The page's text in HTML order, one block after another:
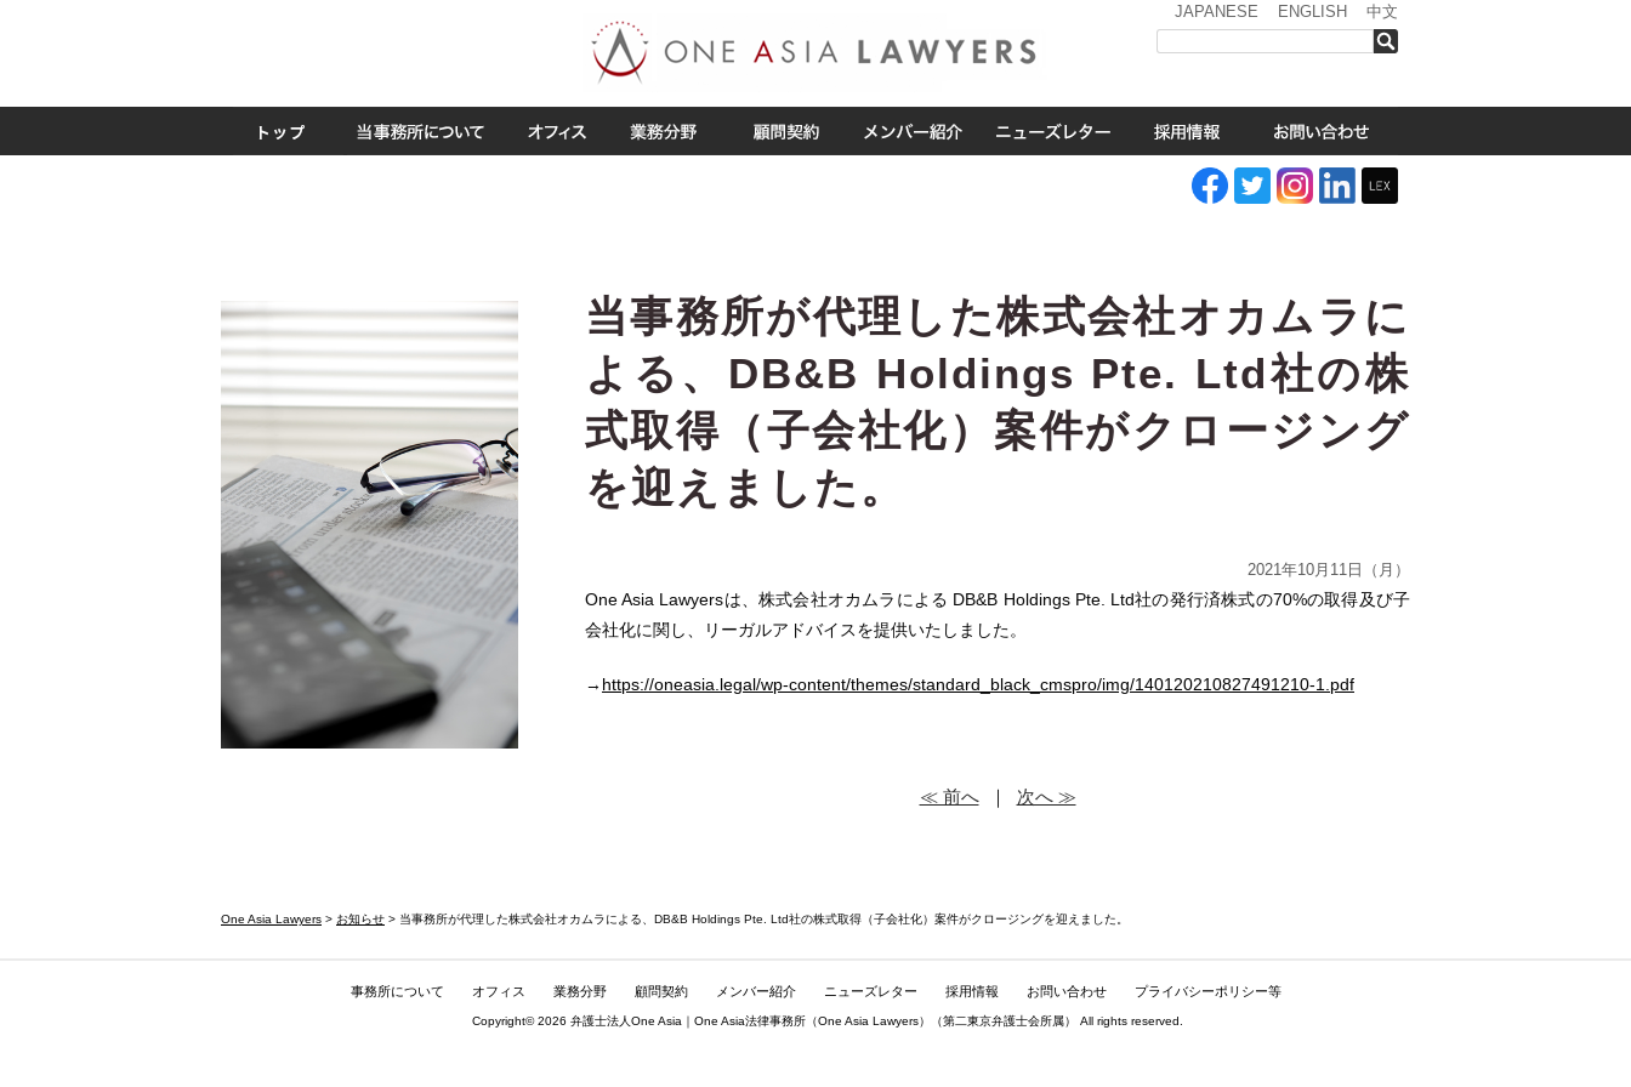
JAPANESE ENGLISH 中文
One Asia Lawyers > お知らせ > 当事務所が代理した株式会社オカムラによる、DB&B Holdings Pte. Ltd社の株式取得（子会社化）案件がクロージングを迎えました。
当事務所が代理した株式会社オカムラに
よる、DB&B Holdings Pte. Ltd社の株
式取得（子会社化）案件がクロージング
を迎えました。
2021年10月11日（月）
One Asia Lawyersは、株式会社オカムラによる DB&B Holdings Pte. Ltd社の発行済株式の70%の取得及び子
会社化に関し、
リーガルアドバイスを提供いたしました。
→ https://oneasia.legal/wp-content/themes/standard_black_cmspro/img/140120210827491210-1.pdf
≪ 前へ｜ 次へ ≫
事務所について オフィス 業務分野 顧問契約 メンバー紹介 ニューズレター 採用情報 お問い合わせ プライバシーポリシー等
Copyright© 2026 弁護士法人One Asia｜One Asia法律事務所（One Asia Lawyers）（第二東京弁護士会所属） All rights reserved.